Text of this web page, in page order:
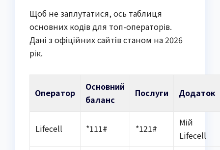
Щоб не заплутатися, ось таблиця
основних кодів для топ-операторів.
Дані з офіційних сайтів станом на 2026
рік.
Оператор
Основний
баланс
Послуги Додаток
Lifecell *111# *121#
Мій
Lifecell